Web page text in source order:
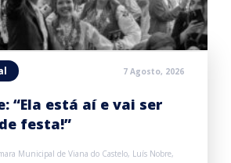
7 Agosto, 2026
“Ela está aí e vai ser
festa!”
Municipal de Viana do Castelo, Luís Nobre,